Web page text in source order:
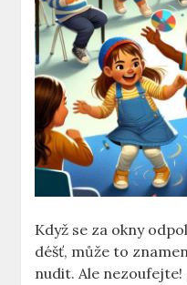
Když se za okny
déšť, může to
nudit. Ale nezoufejte!